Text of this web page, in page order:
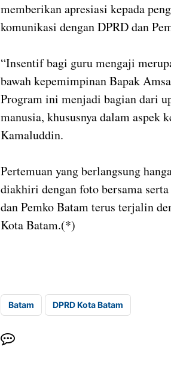
memberikan apresiasi kepada
komunikasi dengan DPRD dan
“Insentif bagi guru mengaji
bawah kepemimpinan Bapak
Program ini menjadi bagian dari
manusia, khususnya dalam aspek
Kamaluddin.
Pertemuan yang berlangsung
diakhiri dengan foto bersama
dan Pemko Batam terus terjalin
Kota Batam.(*)
Batam DPRD Kota Batam